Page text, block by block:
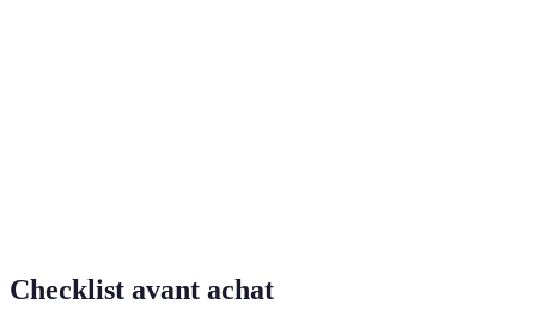
Checklist avant achat